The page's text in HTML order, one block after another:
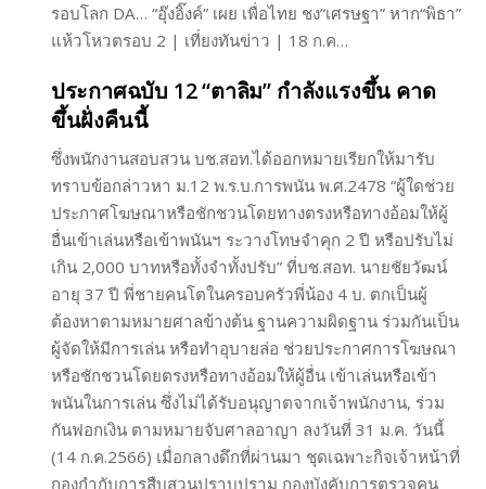
รอบโลก DA… “อุ๊งอิ๊งค์” เผย เพื่อไทย ชง“เศรษฐา” หาก“พิธา”
แห้วโหวตรอบ 2 | เที่ยงทันข่าว | 18 ก.ค…
ประกาศฉบับ 12 “ตาลิม” กำลังแรงขึ้น คาด
ขึ้นฝั่งคืนนี้
ซึ่งพนักงานสอบสวน บช.สอท.ได้ออกหมายเรียกให้มารับ
ทราบข้อกล่าวหา ม.12 พ.ร.บ.การพนัน พ.ศ.2478 “ผู้ใดช่วย
ประกาศโฆษณาหรือชักชวนโดยทางตรงหรือทางอ้อมให้ผู้
อื่นเข้าเล่นหรือเข้าพนันฯ ระวางโทษจำคุก 2 ปี หรือปรับไม่
เกิน 2,000 บาทหรือทั้งจำทั้งปรับ” ที่บช.สอท. นายชัยวัฒน์
อายุ 37 ปี พี่ชายคนโตในครอบครัวพี่น้อง 4 บ. ตกเป็นผู้
ต้องหาตามหมายศาลข้างต้น ฐานความผิดฐาน ร่วมกันเป็น
ผู้จัดให้มีการเล่น หรือทำอุบายล่อ ช่วยประกาศการโฆษณา
หรือชักชวนโดยตรงหรือทางอ้อมให้ผู้อื่น เข้าเล่นหรือเข้า
พนันในการเล่น ซึ่งไม่ได้รับอนุญาตจากเจ้าพนักงาน, ร่วม
กันฟอกเงิน ตามหมายจับศาลอาญา ลงวันที่ 31 ม.ค. วันนี้
(14 ก.ค.2566) เมื่อกลางดึกที่ผ่านมา ชุดเฉพาะกิจเจ้าหน้าที่
กองกำกับการสืบสวนปราบปราม กองบังคับการตรวจคน